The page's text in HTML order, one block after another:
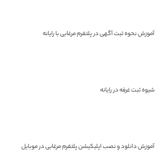
آموزش نحوه ثبت آگهی در پلتفرم مرغابی با رایانه
شیوه ثبت غرفه در رایانه
آموزش دانلود و نصب اپلیکیشن پلتفرم مرغابی در موبایل